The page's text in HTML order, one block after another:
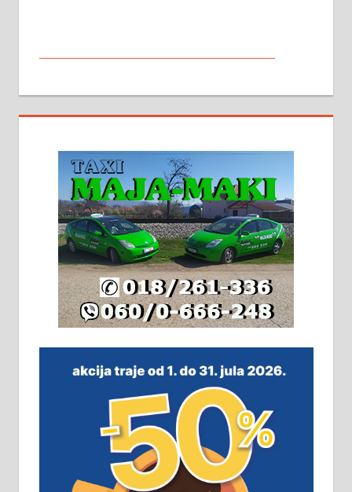
стамбене целине једна уз другу.
2х150м2, две гараже, централно
грејање на гас и дрва. Две
адресе. 063/71-74-023
Издајем комплетно опремљену
халу на Житковачком путу, на
плацу површине око 7 ари.
064/321-80-51; 063/102-35-25
незавршена кућа површине 160
м2 са плацем од 8 ари у Зеленом
виру у Алексинцу. Могућа
замена. 064/21-63-584
ПОСЛОВНИ ОГЛАСИ